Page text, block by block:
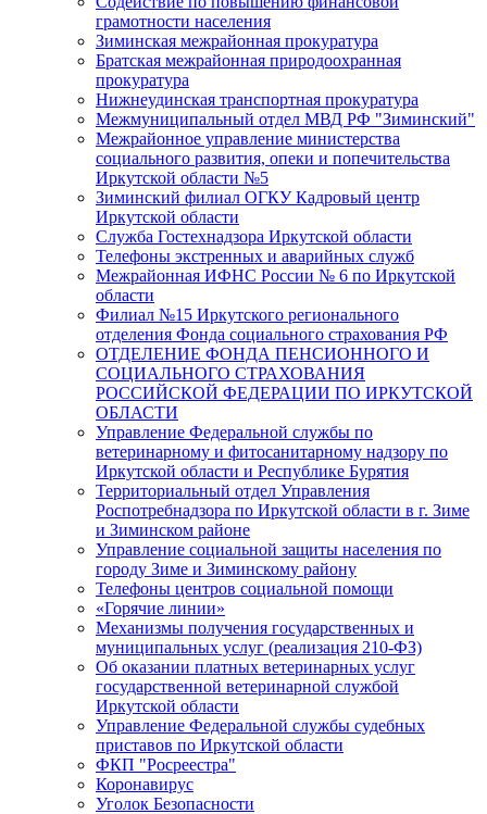
грамотности населения
Зиминская межрайонная прокуратура
Братская межрайонная природоохранная
прокуратура
Нижнеудинская транспортная прокуратура
Межмуниципальный отдел МВД РФ "Зиминский"
Межрайонное управление министерства
социального развития, опеки и попечительства
Иркутской области №5
Зиминский филиал ОГКУ Кадровый центр
Иркутской области
Служба Гостехнадзора Иркутской области
Телефоны экстренных и аварийных служб
Межрайонная ИФНС России № 6 по Иркутской
области
Филиал №15 Иркутского регионального
отделения Фонда социального страхования РФ
ОТДЕЛЕНИЕ ФОНДА ПЕНСИОННОГО И
СОЦИАЛЬНОГО СТРАХОВАНИЯ
РОССИЙСКОЙ ФЕДЕРАЦИИ ПО ИРКУТСКОЙ
ОБЛАСТИ
Управление Федеральной службы по
ветеринарному и фитосанитарному надзору по
Иркутской области и Республике Бурятия
Территориальный отдел Управления
Роспотребнадзора по Иркутской области в г. Зиме
и Зиминском районе
Управление социальной защиты населения по
городу Зиме и Зиминскому району
Телефоны центров социальной помощи
«Горячие линии»
Механизмы получения государственных и
муниципальных услуг (реализация 210-ФЗ)
Об оказании платных ветеринарных услуг
государственной ветеринарной службой
Иркутской области
Управление Федеральной службы судебных
приставов по Иркутской области
ФКП "Росреестра"
Коронавирус
Уголок Безопасности